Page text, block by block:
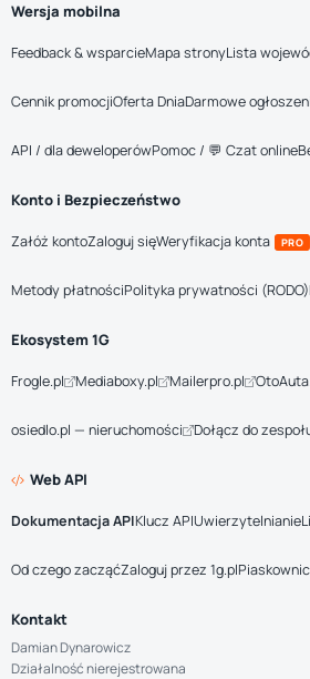
Wersja mobilna
Feedback & wsparcieMapa stronyLista
Cennik promocjiOferta DniaDarmowe
API / dla deweloperówPomoc / 💬 Czat online
Konto i Bezpieczeństwo
Załóż kontoZaloguj sięWeryfikacja konta PRO
Metody płatnościPolityka prywatności (RODO)
Ekosystem 1G
Frogle.pl Mediaboxy.pl Mailerpro.pl
osiedlo.pl — nieruchomości Dołącz do
Web API
Dokumentacja APIKlucz APIUwierzytelnianie
Od czego zacząćZaloguj przez 1g.pl
Kontakt
Damian Dynarowicz
Działalność nierejestrowana